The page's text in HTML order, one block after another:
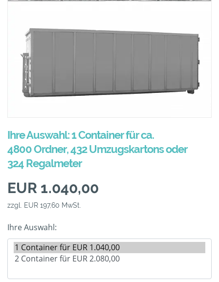
Ihre Auswahl: 1 Container für ca.
4800 Ordner, 432 Umzugskartons oder
324 Regalmeter
EUR 1.040,00
zzgl. EUR 197,60 MwSt.
Ihre Auswahl: